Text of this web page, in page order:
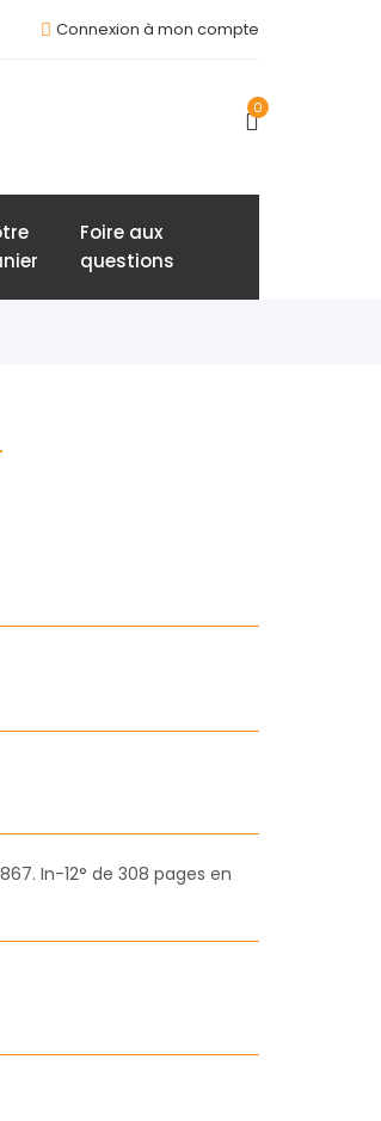
Connexion à mon compte
0
Foire aux
questions
In-12° de 308 pages en